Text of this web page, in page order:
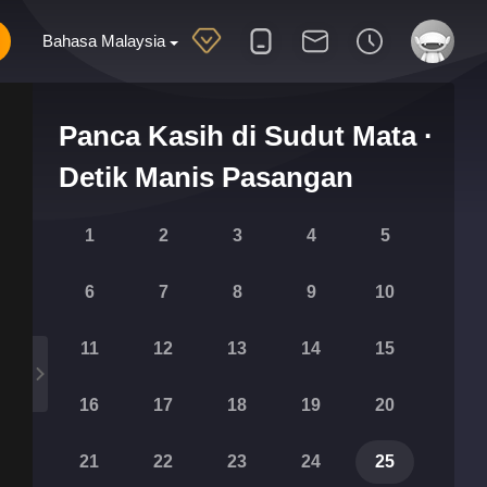
Bahasa Malaysia
Panca Kasih di Sudut Mata ·
Detik Manis Pasangan
1 2 3 4 5
6 7 8 9 10
11 12 13 14 15
16 17 18 19 20
21 22 23 24 25